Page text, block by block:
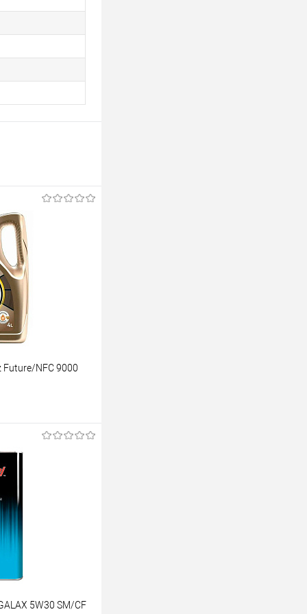
NFC 9000
В наличии
5W30 SМ/CF